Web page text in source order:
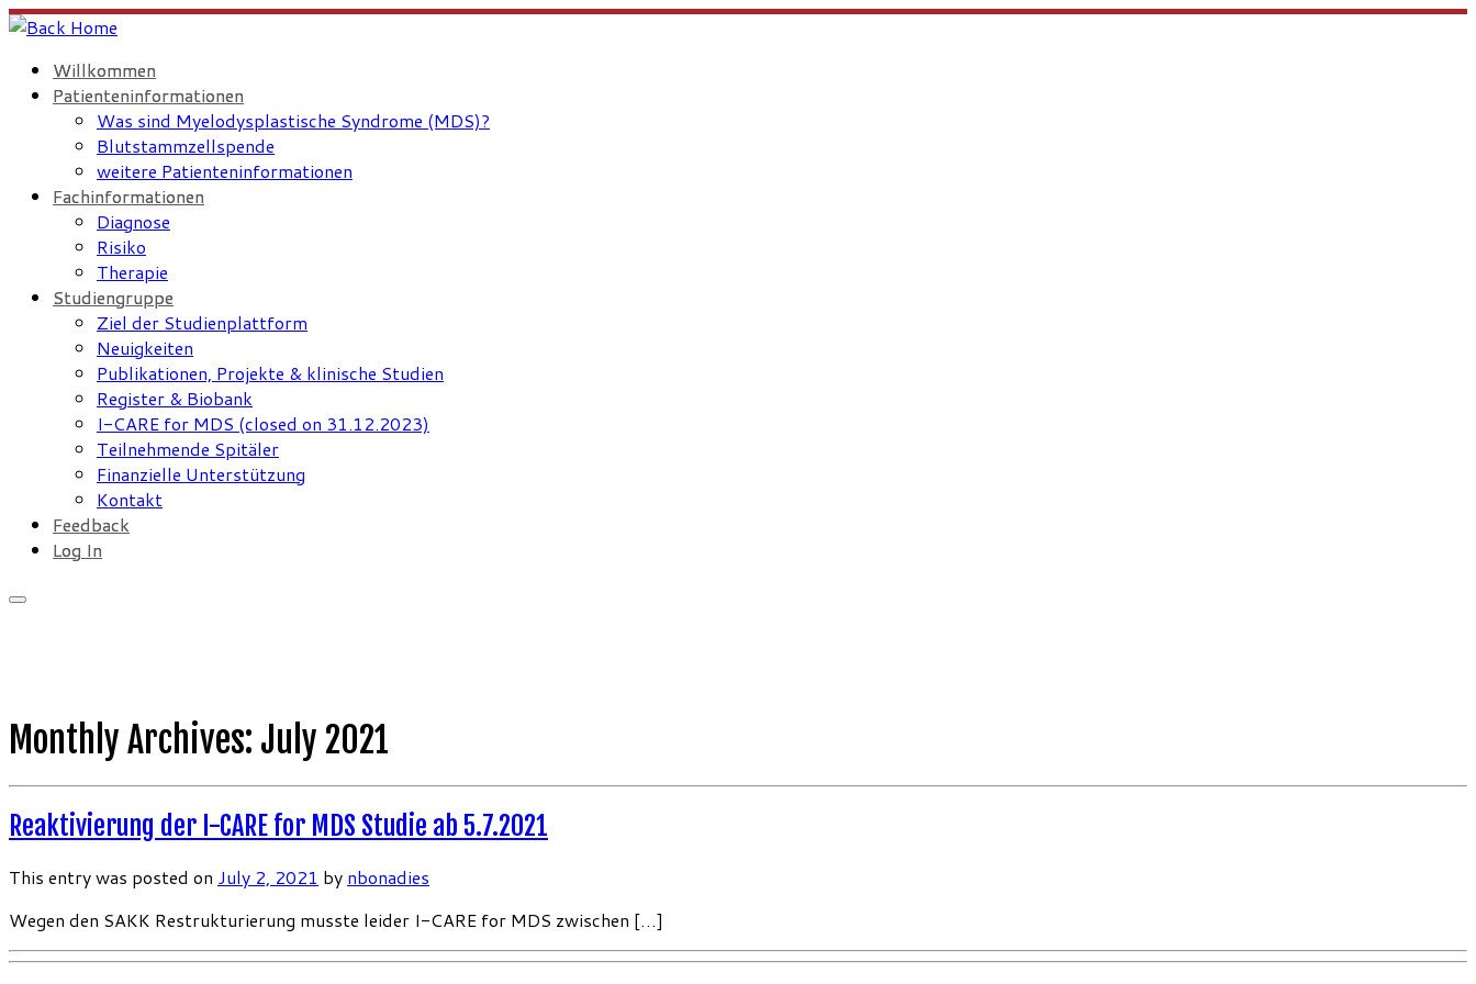
Skip
contentWillkommen
Patienteninformationen
Was sind Myelodysplastische Syndrome (MDS)?
Blutstammzellspende
weitere Patienteninformationen
Fachinformationen
Diagnose
Risiko
Therapie
Studiengruppe
Ziel der Studienplattform
Neuigkeiten
Publikationen, Projekte & klinische Studien
Register & Biobank
I-CARE for MDS (closed on 31.12.2023)
Teilnehmende Spitäler
Finanzielle Unterstützung
Kontakt
Feedback
Log In
Monthly Archives: July 2021
Reaktivierung der I-CARE for MDS Studie ab 5.7.2021
This entry was posted on July 2, 2021 by nbonadies
Wegen den SAKK Restrukturierung musste leider I-CARE for MDS zwischen […]